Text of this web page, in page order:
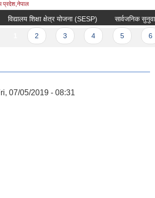
प्रदेश,नेपाल
विद्यालय शिक्षा क्षेत्र योजना (SESP) सार्वजनिक सुनुवाई
Pages
07/05/2019 - 08:31